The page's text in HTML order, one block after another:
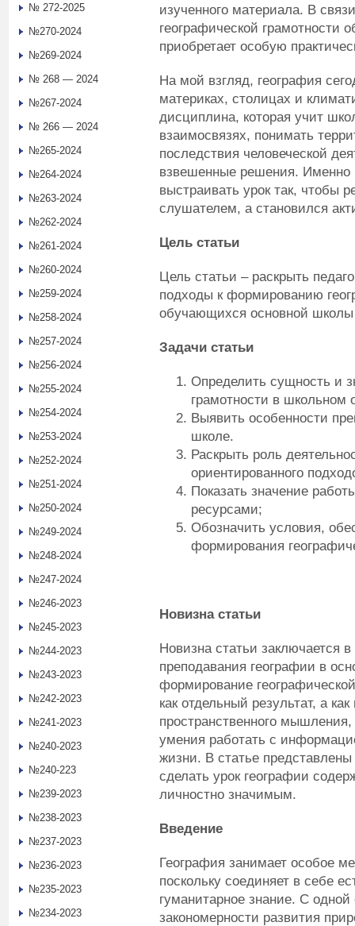
изученного материала. В
географической
приобретает особую
На мой взгляд, география
материках, столицах и
дисциплина, которая учит
взаимосвязях, понимать
последствия человеческой
взвешенные решения. Именно
выстраивать урок так, чтобы
слушателем, а становился
Цель статьи
Цель статьи – раскрыть
подходы к формированию
обучающихся основной
Задачи статьи
Определить сущность и
грамотности в школьном
Выявить особенности
школе.
Раскрыть роль
ориентированного
Показать значение
ресурсами;
Обозначить условия,
формирования
Новизна статьи
Новизна статьи заключается
преподавания географии в
формирование
как отдельный результат, а
пространственного
умения работать с
жизни. В статье
сделать урок географии
личностно значимым.
Введение
География занимает особое
поскольку соединяет в себе
гуманитарное знание. С
закономерности развития
№ 272-2025
№270-2024
№269-2024
№ 268 — 2024
№267-2024
№ 266 — 2024
№265-2024
№264-2024
№263-2024
№262-2024
№261-2024
№260-2024
№259-2024
№258-2024
№257-2024
№256-2024
№255-2024
№254-2024
№253-2024
№252-2024
№251-2024
№250-2024
№249-2024
№248-2024
№247-2024
№246-2023
№245-2023
№244-2023
№243-2023
№242-2023
№241-2023
№240-2023
№240-223
№239-2023
№238-2023
№237-2023
№236-2023
№235-2023
№234-2023